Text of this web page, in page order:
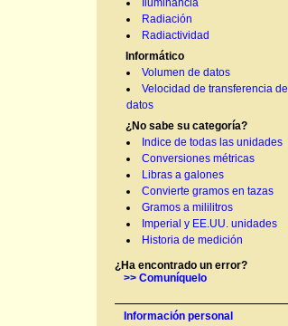
Iluminancia
Radiación
Radiactividad
Informático
Volumen de datos
Velocidad de transferencia de
datos
¿No sabe su categoría?
Indice de todas las unidades
Conversiones métricas
Libras a galones
Convierte gramos en tazas
Gramos a mililitros
Imperial y EE.UU. unidades
Historia de medición
¿Ha encontrado un error?
>> Comuníquelo
Información personal